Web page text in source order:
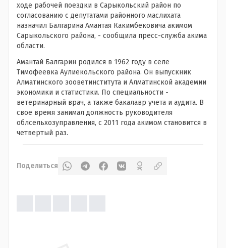
ходе рабочей поездки в Сарыкольский район по
согласованию с депутатами районного маслихата
назначил Балгарина Амантая Какимбековича акимом
Сарыкольского района, - сообщила пресс-служба акима
области.
Амантай Балгарин родился в 1962 году в селе
Тимофеевка Аулиекольского района. Он выпускник
Алматинского зооветинститута и Алматинской академии
экономики и статистики. По специальности -
ветеринарный врач, а также бакалавр учета и аудита. В
свое время занимал должность руководителя
облсельхозуправления, с 2011 года акимом становится в
четвертый раз.
Поделиться